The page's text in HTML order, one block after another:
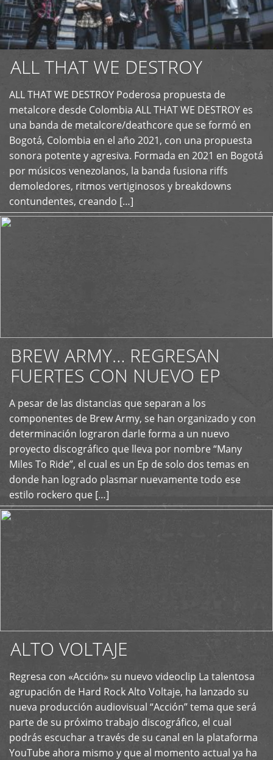
ALL THAT WE DESTROY
ALL THAT WE DESTROY Poderosa propuesta de
metalcore desde Colombia ALL THAT WE DESTROY es
una banda de metalcore/deathcore que se formó en
Bogotá, Colombia en el año 2021, con una propuesta
sonora potente y agresiva. Formada en 2021 en Bogotá
por músicos venezolanos, la banda fusiona riffs
demoledores, ritmos vertiginosos y breakdowns
contundentes, creando […]
+
BREW ARMY… REGRESAN
FUERTES CON NUEVO EP
A pesar de las distancias que separan a los
componentes de Brew Army, se han organizado y con
determinación lograron darle forma a un nuevo
proyecto discográfico que lleva por nombre “Many
Miles To Ride”, el cual es un Ep de solo dos temas en
donde han logrado plasmar nuevamente todo ese
estilo rockero que […]
+
ALTO VOLTAJE
Regresa con «Acción» su nuevo videoclip La talentosa
agrupación de Hard Rock Alto Voltaje, ha lanzado su
nueva producción audiovisual “Acción” tema que será
parte de su próximo trabajo discográfico, el cual
podrás escuchar a través de su canal en la plataforma
YouTube ahora mismo y que al momento actual ya ha
+